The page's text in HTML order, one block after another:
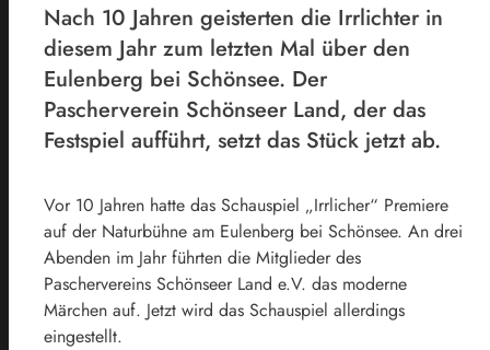
Nach 10 Jahren geisterten die Irrlichter in
diesem Jahr zum letzten Mal über den
Eulenberg bei Schönsee. Der
Pascherverein Schönseer Land, der das
Festspiel aufführt, setzt das Stück jetzt ab.
Vor 10 Jahren hatte das Schauspiel „Irrlicher“ Premiere
auf der Naturbühne am Eulenberg bei Schönsee. An drei
Abenden im Jahr führten die Mitglieder des
Paschervereins Schönseer Land e.V. das moderne
Märchen auf. Jetzt wird das Schauspiel allerdings
eingestellt.